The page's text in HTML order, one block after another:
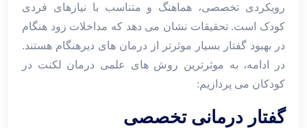
رویکردی تخصصی، هماهنگ و متناسب با نیازهای فردی
کودک است. تحقیقات نشان می ‌دهد که مداخلات زود هنگام
در بهبود گفتار بسیار موثرتر از درمان ‌های دیرهنگام هستند.
در ادامه، به موثرترین روش ‌های علمی درمان لکنت در
کودکان می‌ پردازیم:
گفتار درمانی تخصصی